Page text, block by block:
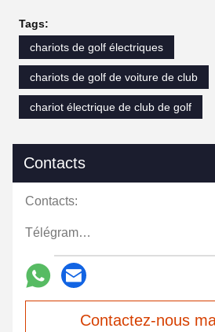
Tags:
chariots de golf électriques
chariots de golf de voiture de club
chariot électrique de club de golf
Contacts
Contacts:
Télégramme:
Contactez-nous